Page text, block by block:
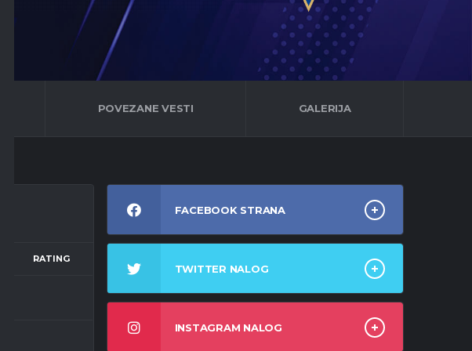
POVEZANE VESTI GALERIJA
RATING
FACEBOOK STRANA
TWITTER NALOG
INSTAGRAM NALOG